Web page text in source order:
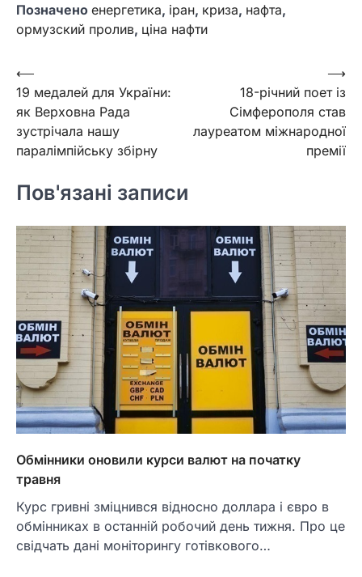
Позначено енергетика, іран, криза, нафта,
ормузский пролив, ціна нафти
Навігація
записів
⟵
19 медалей для України:
як Верховна Рада
зустрічала нашу
паралімпійську збірну
18-річний поет із
Сімферополя став
лауреатом міжнародної
премії
⟶
Пов'язані записи
Обмінники оновили курси валют на початку
травня
Курс гривні зміцнився відносно доллара і євро в
обмінниках в останній робочий день тижня. Про це
свідчать дані моніторингу готівкового…